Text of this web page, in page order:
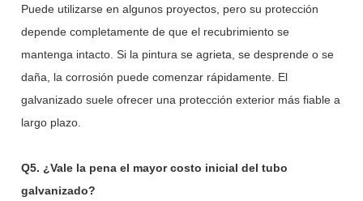
Puede utilizarse en algunos proyectos, pero su protección
depende completamente de que el recubrimiento se
mantenga intacto. Si la pintura se agrieta, se desprende o se
daña, la corrosión puede comenzar rápidamente. El
galvanizado suele ofrecer una protección exterior más fiable a
largo plazo.
Q5. ¿Vale la pena el mayor costo inicial del tubo
galvanizado?